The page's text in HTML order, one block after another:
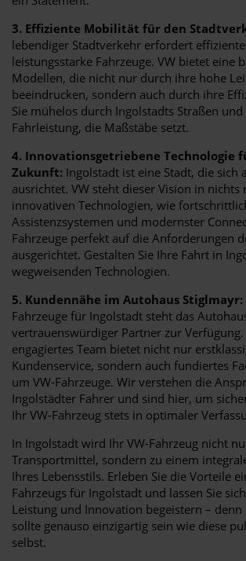
3. Effiziente Mobilität für den
lebendiger Stadtverkehr erfordert
leistungsstarke Fahrzeuge. VW bietet eine
Modellen, die nicht nur durch ihre hohe
beeindrucken, sondern auch durch ihre
Sie mühelos durch Ingolstadts Straßen
Fahrleistung, die Maßstäbe setzt.
4. Innovationsgetriebene Technologie
Zukunft: Ingolstadt ist eine Stadt, die sich
ausrichtet. VW steht dieser Vision in nichts
innovativen Technologien, wie
Assistenzsystemen und modernster
Fahrzeuge perfekt auf die Anforderungen
ausgerichtet. Gestalten Sie Ihre Fahrt in
wegweisenden Technologien.
5. Kundennähe im Autohaus Stiglmayr:
Fahrzeuge für Ingolstadt steht das
vertrauenswürdiger Partner zur
engagiertes Team bietet nicht nur
Kundenservice, sondern auch fundiertes
um VW-Fahrzeuge. Wir verstehen die
Ingolstädter Fahrer und sind hier, um
Ihr VW-Fahrzeug stets in optimaler
In Ingolstadt wird Ihr VW-Fahrzeug nicht
Transportmittel, sondern zu einem
Ihres Lebensstils. Erleben Sie die Vorteile
Fahrzeugs für Ingolstadt und lassen Sie
Leistung und Innovation begeistern – denn
sollte genauso einzigartig sein wie diese
selbst.